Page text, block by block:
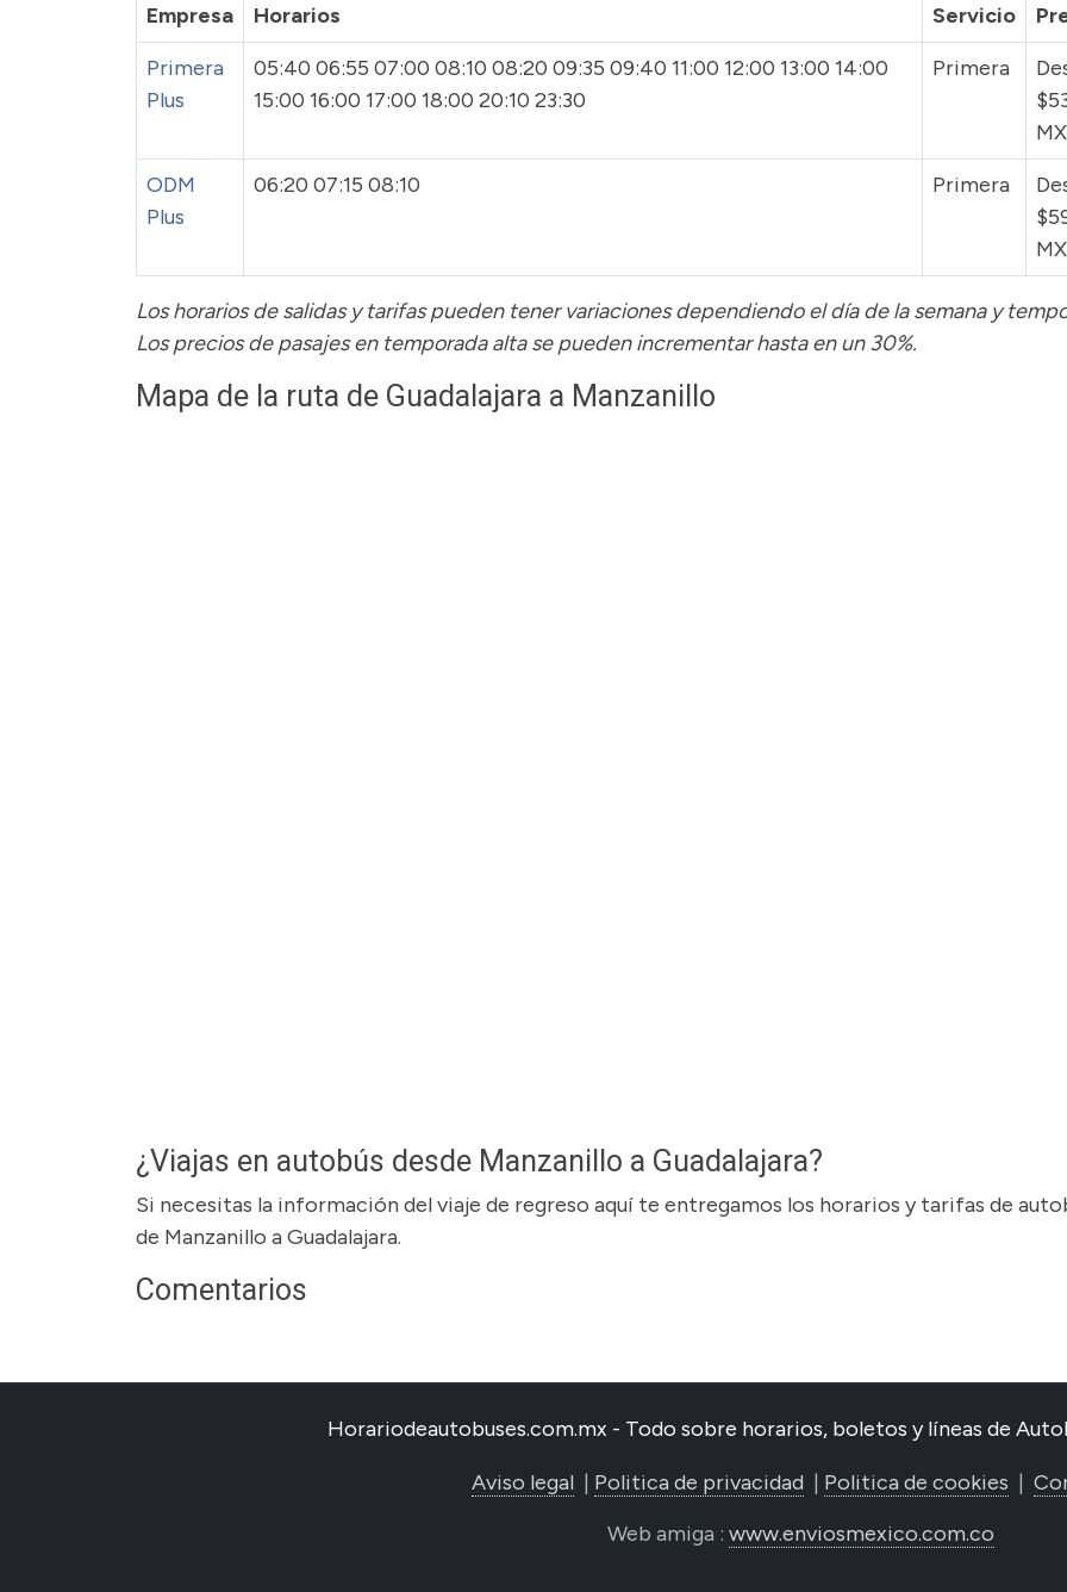
Empresa Horarios Servicio
Primera
Plus
05:40 06:55 07:00 08:10 08:20 09:35 09:40 11:00 12:00 13:00 14:00
15:00 16:00 17:00 18:00 20:10 23:30
Primera
ODM
Plus
06:20 07:15 08:10 Primera
Los horarios de salidas y tarifas pueden tener variaciones dependiendo el día de la semana y
Los precios de pasajesen temporada alta se pueden incrementar hasta en un 30%.
Mapa de la ruta de Guadalajara a Manzanillo
¿Viajas en autobús desde Manzanillo a Guadalajara?
Si necesitas la información del viaje de regreso aquí te entregamos los horarios y tarifas de
de Manzanillo a Guadalajara.
Comentarios
Horariodeautobuses.com.mx - Todo sobre horarios, boletos y líneas de
Aviso legal | Politica de privacidad | Politica de cookies |
Web amiga : www.enviosmexico.com.co